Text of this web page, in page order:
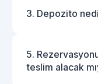
3. Depozito
5.
teslim alacak